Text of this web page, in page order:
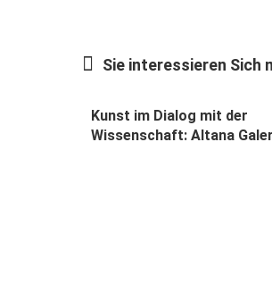
Sie interessieren Sich
Kunst im Dialog mit der
Wissenschaft: Altana